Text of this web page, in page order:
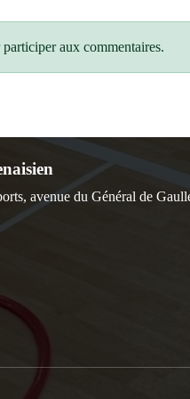
aux commentaires.
avenue du Général de